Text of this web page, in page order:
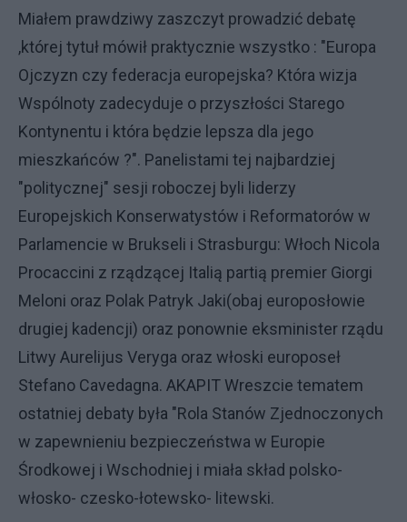
Miałem prawdziwy zaszczyt prowadzić debatę
,której tytuł mówił praktycznie wszystko : "Europa
Ojczyzn czy federacja europejska? Która wizja
Wspólnoty zadecyduje o przyszłości Starego
Kontynentu i która będzie lepsza dla jego
mieszkańców ?". Panelistami tej najbardziej
"politycznej" sesji roboczej byli liderzy
Europejskich Konserwatystów i Reformatorów w
Parlamencie w Brukseli i Strasburgu: Włoch Nicola
Procaccini z rządzącej Italią partią premier Giorgi
Meloni oraz Polak Patryk Jaki(obaj europosłowie
drugiej kadencji) oraz ponownie eksminister rządu
Litwy Aurelijus Veryga oraz włoski europoseł
Stefano Cavedagna. AKAPIT Wreszcie tematem
ostatniej debaty była "Rola Stanów Zjednoczonych
w zapewnieniu bezpieczeństwa w Europie
Środkowej i Wschodniej i miała skład polsko-
włosko- czesko-łotewsko- litewski.